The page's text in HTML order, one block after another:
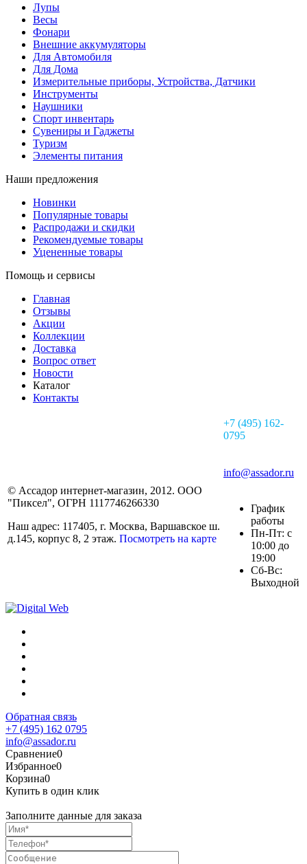
Лупы
Весы
Фонари
Внешние аккумуляторы
Для Автомобиля
Для Дома
Измерительные приборы, Устройства, Датчики
Инструменты
Наушники
Спорт инвентарь
Сувениры и Гаджеты
Туризм
Элементы питания
Наши предложения
Новинки
Популярные товары
Распродажи и скидки
Рекомендуемые товары
Уцененные товары
Помощь и сервисы
Главная
Отзывы
Акции
Коллекции
Доставка
Вопрос ответ
Новости
Каталог
Контакты
© Ассадор интернет-магазин, 2012. ООО
"Пиксел", ОГРН 1117746266330
Наш адрес: 117405, г. Москва, Варшавское ш.
д.145, корпус 8, 2 этаж. Посмотреть на карте
+7 (495) 162-
0795
info@assador.ru
График
работы
Пн-Пт: с
10:00 до
19:00
Сб-Вс:
Выходной
Обратная связь
+7 (495) 162 0795
info@assador.ru
Сравнение0
Избранное0
Корзина0
Купить в один клик
Заполните данные для заказа